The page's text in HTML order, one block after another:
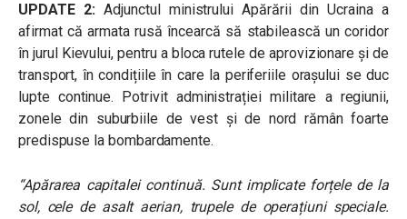
UPDATE 2: Adjunctul ministrului Apărării din Ucraina a
afirmat că armata rusă încearcă să stabilească un coridor
în jurul Kievului, pentru a bloca rutele de aprovizionare și de
transport, în condițiile în care la periferiile orașului se duc
lupte continue. Potrivit administrației militare a regiunii,
zonele din suburbiile de vest și de nord rămân foarte
predispuse la bombardamente.
“Apărarea capitalei continuă. Sunt implicate forțele de la
sol, cele de asalt aerian, trupele de operațiuni speciale.